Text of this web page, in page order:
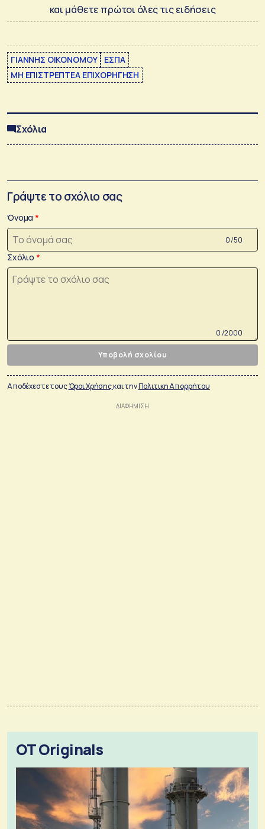
και μάθετε πρώτοι όλες τις ειδήσεις
ΓΙΑΝΝΗΣ ΟΙΚΟΝΟΜΟΥ
ΕΣΠΑ
ΜΗ ΕΠΙΣΤΡΕΠΤΕΑ ΕΠΙΧΟΡΗΓΗΣΗ
Σχόλια
Γράψτε το σχόλιο σας
Όνομα
0 /50
Σχόλιο
0 /2000
Υποβολή σχολίου
Αποδέχεστε τουςΌροι Χρήσηςκαι τηνΠολιτικη Απορρήτου
OT Originals